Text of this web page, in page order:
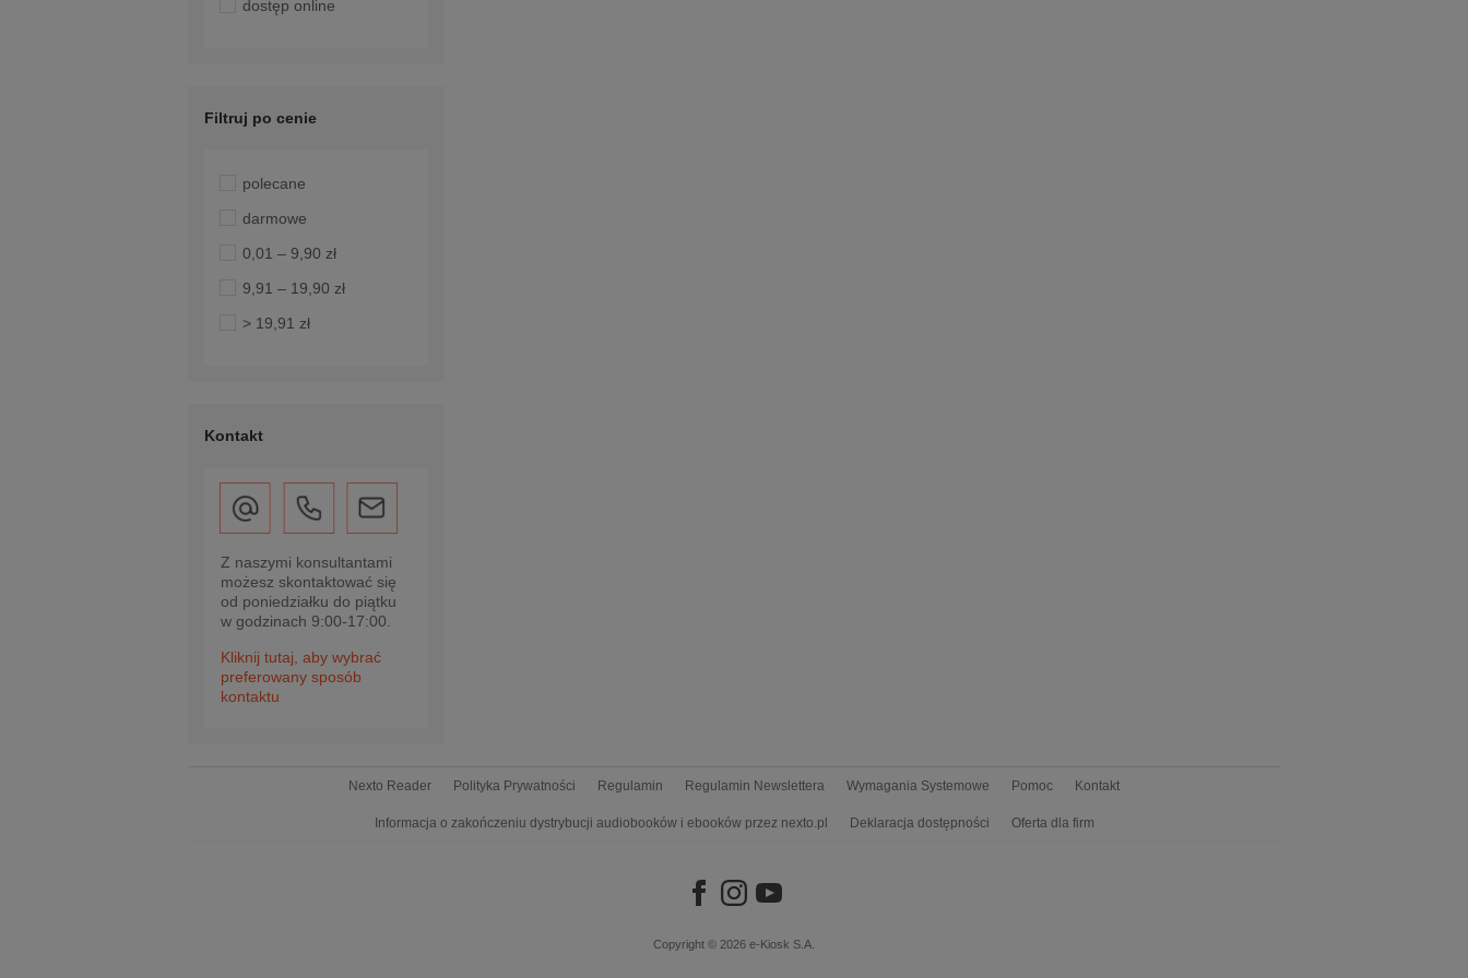
dostęp online
Filtruj po cenie
polecane
darmowe
0,01 – 9,90 zł
9,91 – 19,90 zł
> 19,91 zł
Kontakt
Z naszymi konsultantami
możesz skontaktować się
od poniedziałku do piątku
w godzinach 9:00-17:00.
Kliknij tutaj, aby wybrać
preferowany sposób
kontaktu
Nexto Reader Polityka Prywatności Regulamin Regulamin Newslettera Wymagania Systemowe Pomoc Kontakt
Informacja o zakończeniu dystrybucji audiobooków i ebooków przez nexto.pl Deklaracja dostępności Oferta dla firm
Copyright © 2026 e-Kiosk S.A.